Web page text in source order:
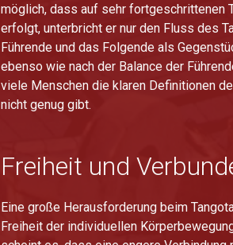
möglich, dass auf sehr fortgeschrittenen
erfolgt, unterbricht er nur den Fluss des
Führende und das Folgende als
ebenso wie nach der Balance der
viele Menschen die klaren Definitionen
nicht genug gibt.
Freiheit und
Eine große Herausforderung beim
Freiheit der individuellen